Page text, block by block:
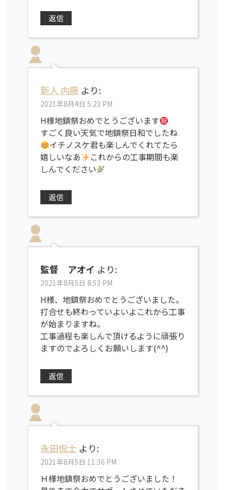
返信
新人 内藤 より:
2021年8月4日 5:23 PM
H様地鎮祭おめでとうございます
すごく良い天気で地鎮祭日和でしたね
イチノスケ君も楽しんでくれてたら
嬉しいなあ
これからの工事期間も楽
しんでください
返信
監督 アオイ より:
2021年8月5日 8:53 PM
H様、地鎮祭おめでとうございました。
打合せも終わっていよいよこれから工事
が始まりますね。
工事過程も楽しんで頂けるように頑張り
ますのでよろしくお願いします(^^)
返信
永田侃士 より:
2021年8月5日 11:36 PM
Ｈ様地鎮祭おめでとうございました！